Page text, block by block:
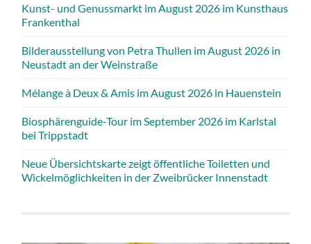
Kunst- und Genussmarkt im August 2026 im Kunsthaus
Frankenthal
Bilderausstellung von Petra Thullen im August 2026 in
Neustadt an der Weinstraße
Mélange à Deux & Amis im August 2026 in Hauenstein
Biosphärenguide-Tour im September 2026 im Karlstal
bei Trippstadt
Neue Übersichtskarte zeigt öffentliche Toiletten und
Wickelmöglichkeiten in der Zweibrücker Innenstadt